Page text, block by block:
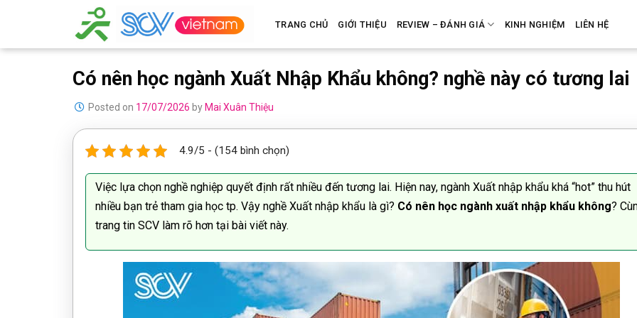
content
TRANG CHỦ GIỚI THIỆU REVIEW – ĐÁNH GIÁ KINH NGHIỆM LIÊN HỆ
Có nên học ngành Xuất Nhập Khẩu không? nghề này có tương lai
Posted on 17/07/2026 byMai Xuân Thiệu
4.9/5 - (154 bình chọn)
Việc lựa chọn nghề nghiệp quyết định rất nhiều đến tương lai. Hiện nay, ngành Xuất nhập khẩu khá “hot” thu hút
nhiều bạn trẻ tham gia học tp. Vậy nghề Xuất nhập khẩu là gì? Có nên học ngành xuất nhập khẩu không?
trang tin SCV làm rõ hơn tại bài viết này.